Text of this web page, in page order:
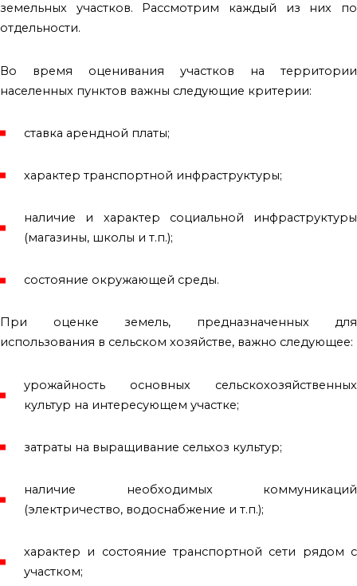
земельных участков. Рассмотрим каждый из них по
отдельности.
Во время оценивания участков на территории
населенных пунктов важны следующие критерии:
ставка арендной платы;
характер транспортной инфраструктуры;
наличие и характер социальной инфраструктуры
(магазины, школы и т.п.);
состояние окружающей среды.
При оценке земель, предназначенных для
использования в сельском хозяйстве, важно следующее:
урожайность основных сельскохозяйственных
культур на интересующем участке;
затраты на выращивание сельхоз культур;
наличие необходимых коммуникаций
(электричество, водоснабжение и т.п.);
характер и состояние транспортной сети рядом с
участком;